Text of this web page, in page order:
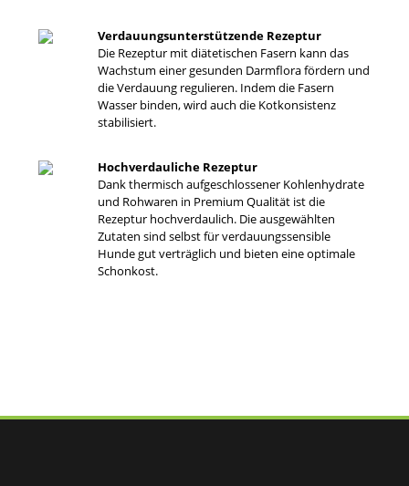
Verdauungsunterstützende Rezeptur
Die Rezeptur mit diätetischen Fasern kann das
Wachstum einer gesunden Darmflora fördern und
die Verdauung regulieren. Indem die Fasern
Wasser binden, wird auch die Kotkonsistenz
stabilisiert.
Hochverdauliche Rezeptur
Dank thermisch aufgeschlossener Kohlenhydrate
und Rohwaren in Premium Qualität ist die
Rezeptur hochverdaulich. Die ausgewählten
Zutaten sind selbst für verdauungssensible
Hunde gut verträglich und bieten eine optimale
Schonkost.